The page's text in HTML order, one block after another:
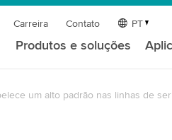
Carreira Contato PT
Produtos e soluções
um alto padrão nas linhas de